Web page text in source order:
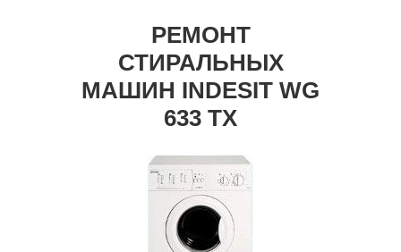
РЕМОНТ
СТИРАЛЬНЫХ
МАШИН INDESIT WG
633 TX